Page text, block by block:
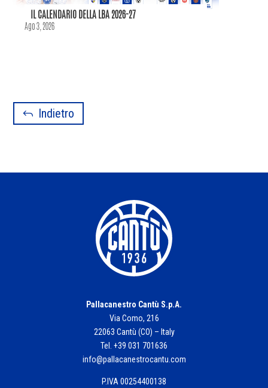
IL CALENDARIO DELLA LBA 2026-27
Ago 3, 2026
Indietro
Pallacanestro Cantù S.p.A.
Via Como, 216
22063 Cantù (CO) – Italy
Tel. +39 031 701636
info@pallacanestrocantu.com
P.IVA 00254400138